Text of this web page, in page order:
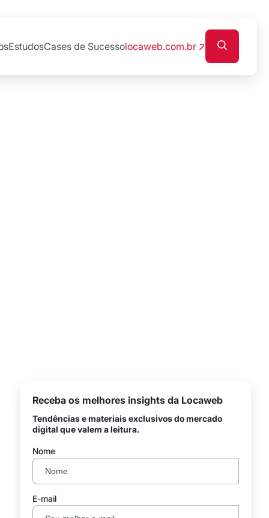
EstudosCases de Sucessolocaweb.com.br
Receba os melhores insights da Locaweb
Tendências e materiais exclusivos do mercado
digital que valem a leitura.
Nome
E-mail